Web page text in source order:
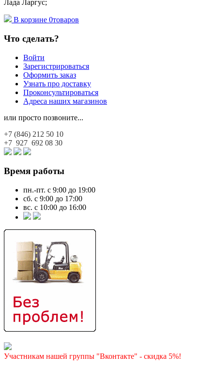
Лада Ларгус;
В корзине 0товаров
Что сделать?
Войти
Зарегистрироваться
Оформить заказ
Узнать про доставку
Проконсультироваться
Адреса наших магазинов
или просто позвоните...
+7 (846) 212 50 10
+7 927 692 08 30
Время работы
пн.-пт. с 9:00 до 19:00
сб. с 9:00 до 17:00
вс. с 10:00 до 16:00
Участникам нашей группы "Вконтакте" - скидка 5%!